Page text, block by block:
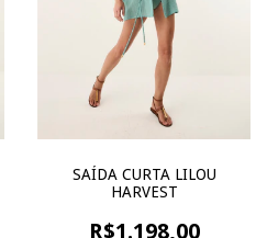
SAÍDA CURTA LILOU
HARVEST
R$1.198,00